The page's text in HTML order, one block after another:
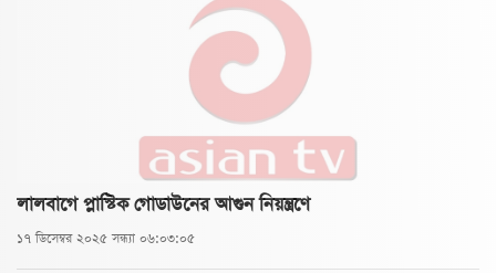
লালবাগে প্লাস্টিক গোডাউনের আগুন নিয়ন্ত্রণে
১৭ ডিসেম্বর ২০২৫ সন্ধ্যা ০৬:০৩:০৫